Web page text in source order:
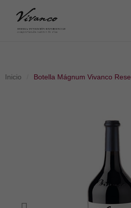
Inicio Botella Mágnum Vivanco